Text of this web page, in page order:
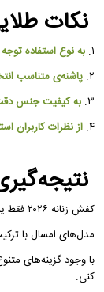
نکات
۱. به نوع استفاده
۲. پاشنه‌ی متناسب
۳. به کیفیت جنس
۴. از نظرات کاربران
کفش زنانه ۲۰۲۶ فقط یه بخش از پوشاک نیست، یه بیانیه‌ست — از سلیقه تا اعتمادبه‌نفس.
مدل‌های امسال با
با وجود گزینه‌های
کنی.